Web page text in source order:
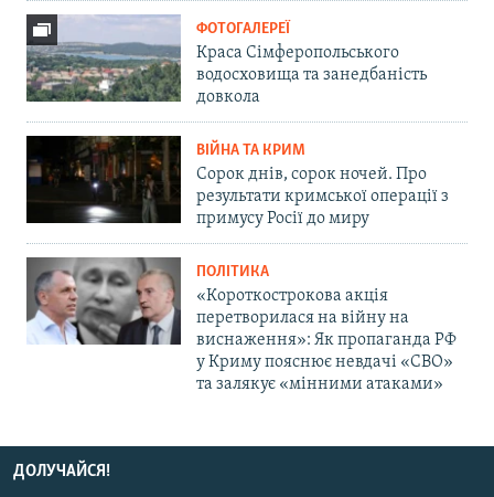
ФОТОГАЛЕРЕЇ
Краса Сімферопольського
водосховища та занедбаність
довкола
ВІЙНА ТА КРИМ
Сорок днів, сорок ночей. Про
результати кримської операції з
примусу Росії до миру
ПОЛІТИКА
«Короткострокова акція
перетворилася на війну на
виснаження»: Як пропаганда РФ
у Криму пояснює невдачі «СВО»
та залякує «мінними атаками»
ДОЛУЧАЙСЯ!